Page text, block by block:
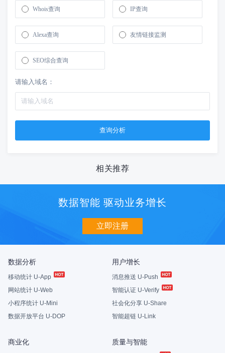
Whois查询 IP查询
Alexa查询 友情链接监测
SEO综合查询
请输入域名：
相关推荐
数据智能 驱动业务增长
立即注册
数据分析
移动统计 U-App
网站统计 U-Web
小程序统计 U-Mini
数据开放平台 U-DOP
用户增长
消息推送 U-Push
智能认证 U-Verify
社会化分享 U-Share
智能超链 U-Link
商业化 质量与智能